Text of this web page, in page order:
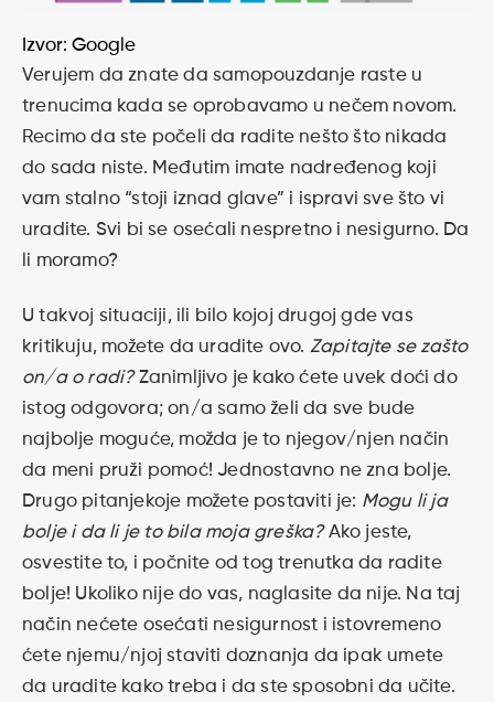
Izvor: Google
Verujem da znate da samopouzdanje raste u
trenucima kada se oprobavamo u nečem novom.
Recimo da ste počeli da radite nešto što nikada
do sada niste. Međutim imate nadređenog koji
vam stalno “stoji iznad glave” i ispravi sve što vi
uradite. Svi bi se osećali nespretno i nesigurno. Da
li moramo?
U takvoj situaciji, ili bilo kojoj drugoj gde vas
kritikuju, možete da uradite ovo. Zapitajte se zašto
on/a o radi?Zanimljivo je kako ćete uvek doći do
istog odgovora; on/a samo želi da sve bude
najbolje moguće, možda je to njegov/njen način
da meni pruži pomoć! Jednostavno ne zna bolje.
Drugo pitanjekoje možete postaviti je: Mogu li ja
bolje i da li je to bila moja greška?Ako jeste,
osvestite to, i počnite od tog trenutka da radite
bolje! Ukoliko nije do vas, naglasite da nije. Na taj
način nećete osećati nesigurnost i istovremeno
ćete njemu/njoj staviti doznanja da ipak umete
da uradite kako treba i da ste sposobni da učite.